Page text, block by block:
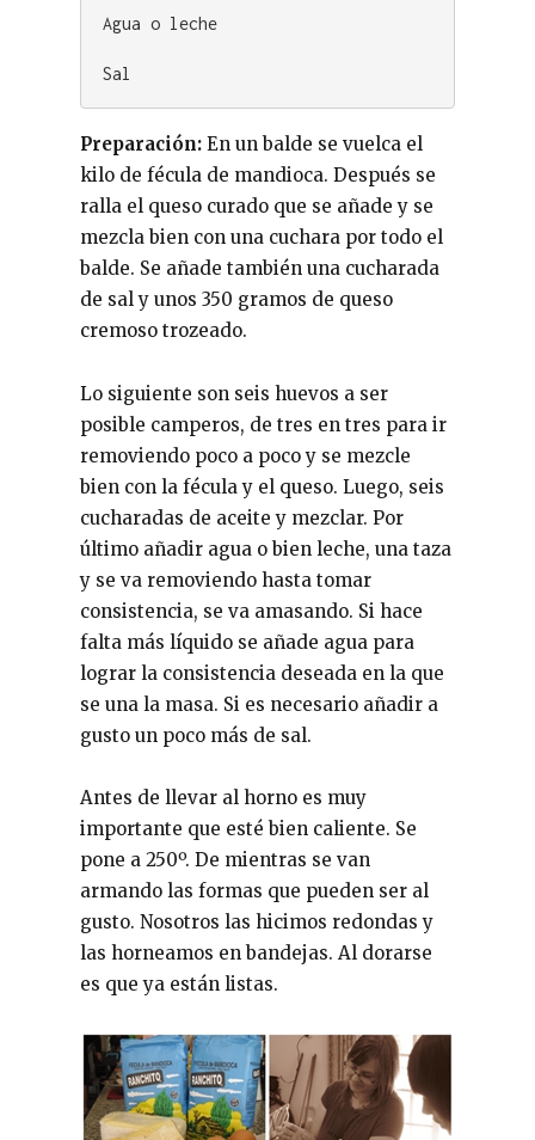
Agua o leche
Sal
Preparación:En un balde se vuelca el
kilo de fécula de mandioca. Después se
ralla el queso curado que se añade y se
mezcla bien con una cuchara por todo el
balde. Se añade también una cucharada
de sal y unos 350 gramos de queso
cremoso trozeado.
Lo siguiente son seis huevos a ser
posible camperos, de tres en tres para ir
removiendo poco a poco y se mezcle
bien con la fécula y el queso. Luego, seis
cucharadas de aceite y mezclar. Por
último añadir agua o bien leche, una taza
y se va removiendo hasta tomar
consistencia, se va amasando. Si hace
falta más líquido se añade agua para
lograr la consistencia deseada en la que
se una la masa. Si es necesario añadir a
gusto un poco más de sal.
Antes de llevar al horno es muy
importante que esté bien caliente. Se
pone a 250º. De mientras se van
armando las formas que pueden ser al
gusto. Nosotros las hicimos redondas y
las horneamos en bandejas. Al dorarse
es que ya están listas.